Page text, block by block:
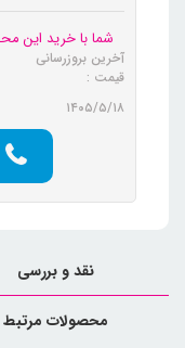
شما با خرید این محصول 20 امتیاز
آخرین بروزرسانی
قیمت :
۱۴۰۵/۵/۱۸
نقد و بررسی
محصولات مرتبط